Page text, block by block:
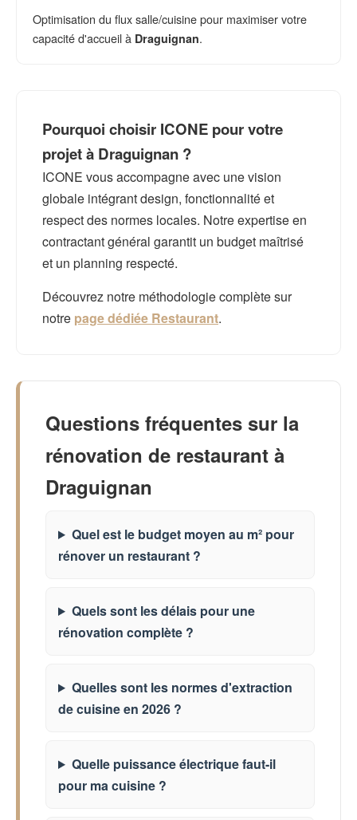
Optimisation du flux salle/cuisine pour maximiser votre
capacité d'accueil à Draguignan.
Pourquoi choisir ICONE pour votre
projet à Draguignan ?
ICONE vous accompagne avec une vision
globale intégrant design, fonctionnalité et
respect des normes locales. Notre expertise en
contractant général garantit un budget maîtrisé
et un planning respecté.
Découvrez notre méthodologie complète sur
notre page dédiée Restaurant.
Questions fréquentes sur la
rénovation de restaurant à
Draguignan
Quel est le budget moyen au m² pour
rénover un restaurant ?
Quels sont les délais pour une
rénovation complète ?
Quelles sont les normes d'extraction
de cuisine en 2026 ?
Quelle puissance électrique faut-il
pour ma cuisine ?